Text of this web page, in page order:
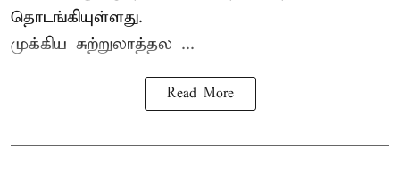
தொடங்கியுள்ளது.
முக்கிய சுற்றுலாத்தல ...
Read More